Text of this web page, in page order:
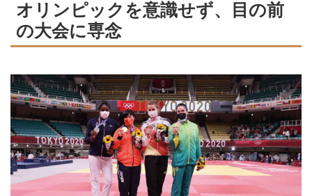
オリンピックを意識せず、目の前
の大会に専念